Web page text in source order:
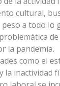
cultural,
a todo lo
la pandemia.
como el
la inactividad